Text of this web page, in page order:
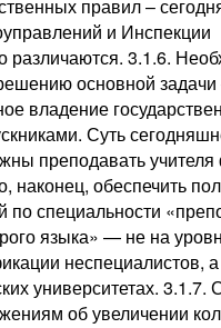
правил –
и Инспекции
различаются. 3.1.6.
основной задачи
владение
Суть
преподавать учителя
наконец, обеспечить
по специальности
языка» — не на
неспециалистов, а
университетах. 3.1.7.
об увеличении